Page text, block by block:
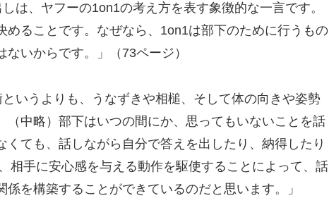
は、ヤフーの1on1の考え方を表す象徴的な一言です。
めることです。なぜなら、1on1は部下のために行うもの
いからです。」（73ページ）
いうよりも、うなずきや相槌、そして体の向きや姿勢
（中略）部下はいつの間にか、思ってもいないことを話
ても、話しながら自分で答えを出したり、納得したり
相手に安心感を与える動作を駆使することによって、話
を構築することができているのだと思います。」